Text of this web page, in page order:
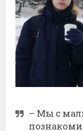
– Мы с